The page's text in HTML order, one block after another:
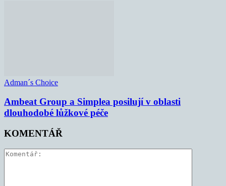
Adman´s Choice
Ambeat Group a Simplea posilují v oblasti
dlouhodobé lůžkové péče
KOMENTÁŘ